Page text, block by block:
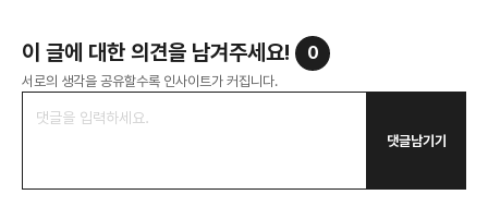
이 글에 대한 의견을 남겨주세요! 0
서로의 생각을 공유할수록 인사이트가 커집니다.
댓글남기기